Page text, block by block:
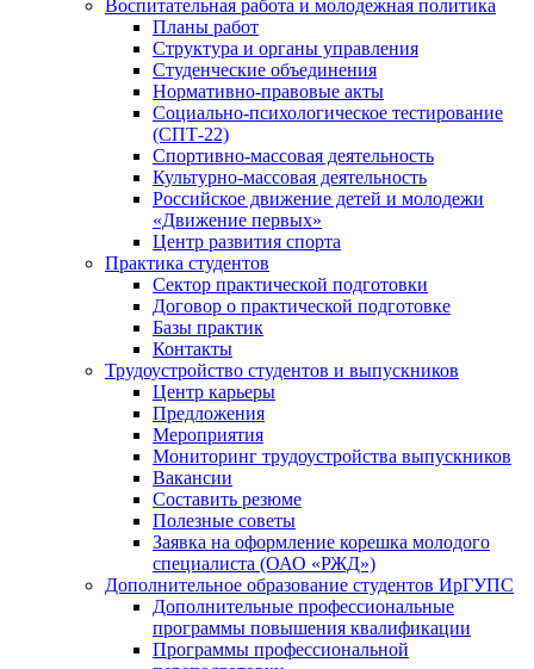
Воспитательная работа и молодежная политика
Планы работ
Структура и органы управления
Студенческие объединения
Нормативно-правовые акты
Социально-психологическое тестирование
(СПТ-22)
Спортивно-массовая деятельность
Культурно-массовая деятельность
Российское движение детей и молодежи
«Движение первых»
Центр развития спорта
Практика студентов
Сектор практической подготовки
Договор о практической подготовке
Базы практик
Контакты
Трудоустройство студентов и выпускников
Центр карьеры
Предложения
Мероприятия
Мониторинг трудоустройства выпускников
Вакансии
Составить резюме
Полезные советы
Заявка на оформление корешка молодого
специалиста (ОАО «РЖД»)
Дополнительное образование студентов ИрГУПС
Дополнительные профессиональные
программы повышения квалификации
Программы профессиональной